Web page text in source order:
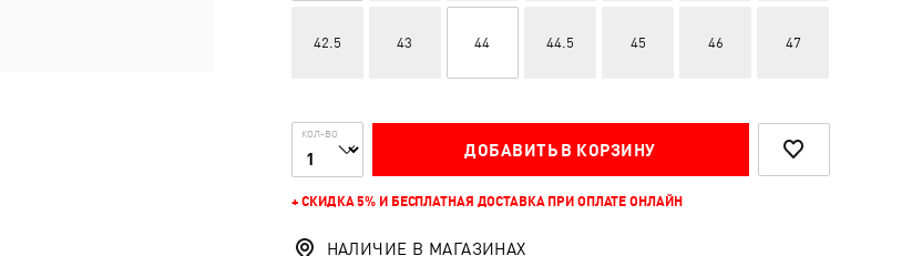
42.5 43 44 44.5 45 46 47
КОЛ-ВО
ДОБАВИТЬ В КОРЗИНУ
+ СКИДКА 5% И БЕСПЛАТНАЯ ДОСТАВКА ПРИ ОПЛАТЕ ОНЛАЙН
НАЛИЧИЕ В МАГАЗИНАХ